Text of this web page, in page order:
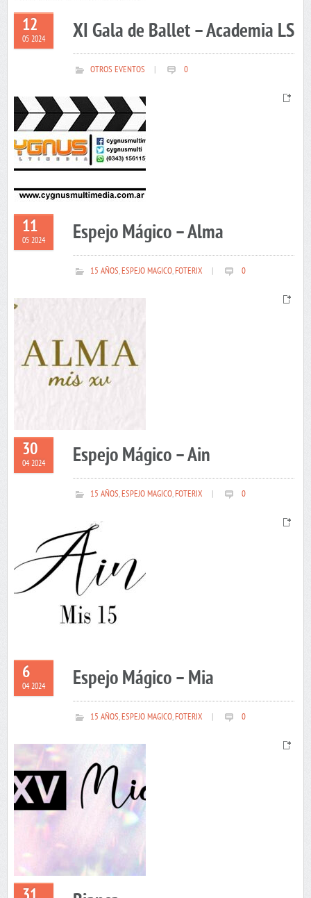
12
05 2024 XI Gala de Ballet – Academia LS
OTROS EVENTOS 0
11
05 2024 Espejo Mágico – Alma
15 AÑOS,ESPEJO MAGICO,FOTERIX 0
30
04 2024 Espejo Mágico – Ain
15 AÑOS,ESPEJO MAGICO,FOTERIX 0
6
04 2024 Espejo Mágico – Mia
15 AÑOS,ESPEJO MAGICO,FOTERIX 0